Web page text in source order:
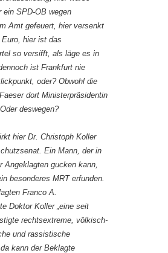
ein SPD-OB wegen
Amt gefeuert, hier versenkt
hier ist das
so versifft, als läge es in
ist Frankfurt nie
oder? Obwohl die
dort Ministerpräsidentin
deswegen?
hier Dr. Christoph Koller
Ein Mann, der in
Angeklagten gucken kann,
besonderes MRT erfunden.
Franco A.
Doktor Koller „eine seit
rechtsextreme, völkisch-
und rassistische
kann der Beklagte